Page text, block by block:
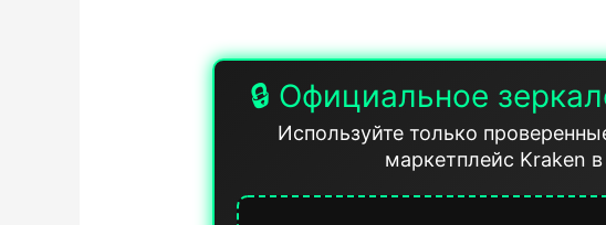
🔒 Официальное
Используйте только
маркетплейс Kraken в